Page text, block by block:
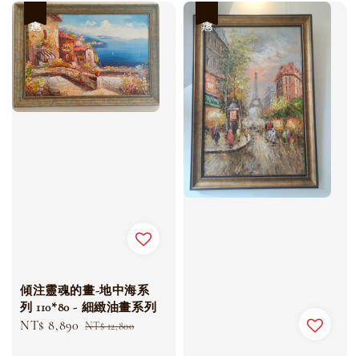
傾注靈魂的畫-地中海系
列 110*80 - 細緻油畫系列
Sale
NT$ 8,890 Regular
NT$ 12,800